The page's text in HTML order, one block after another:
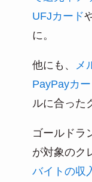
UFJカード
に。
他にも、 メ
PayPayカー
ルに合った
ゴールドラ
が対象のク
バイトの収